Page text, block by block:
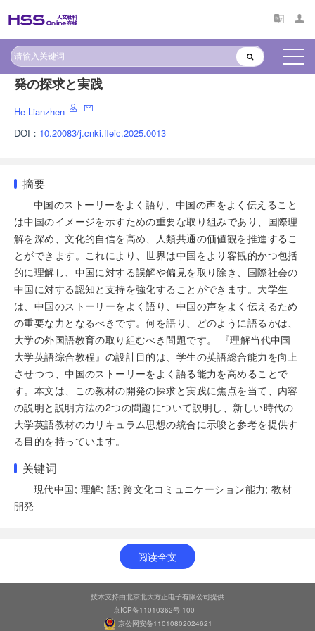
現代中国の理解 現代中国の話—大学英語教材の開
発の探求と実践
He Lianzhen
DOI： 10.20083/j.cnki.fleic.2025.0013
摘要
中国のストーリーをよく語り、中国の声をよく伝えること
は中国のイメージを示すための重要な取り組みであり、国際理
解を深め、文化的自信を高め、人類共通の価値観を推進するこ
とができます。これにより、世界は中国をより客観的かつ包括
的に理解し、中国に対する誤解や偏見を取り除き、国際社会の
中国に対する認知と支持を強化することができます。大学生
は、中国のストーリーをよく語り、中国の声をよく伝えるため
の重要な力となるべきです。何を語り、どのように語るかは、
大学の外国語教育の取り組むべき問題です。 『理解当代中国
大学英語综合教程』の設計目的は、学生の英語総合能力を向上
させつつ、中国のストーリーをよく語る能力を高めることで
す。本文は、この教材の開発の探求と実践に焦点を当て、内容
の説明と説明方法の2つの問題について説明し、新しい時代の
大学英語教材のカリキュラム思想の統合に示唆と参考を提供す
る目的を持っています。
关键词
現代中国; 理解; 話; 跨文化コミュニケーション能力; 教材
開発
阅读全文
技术支持由北京北大方正电子有限公司提供
京ICP备11010362号-100
京公网安备11010802024621